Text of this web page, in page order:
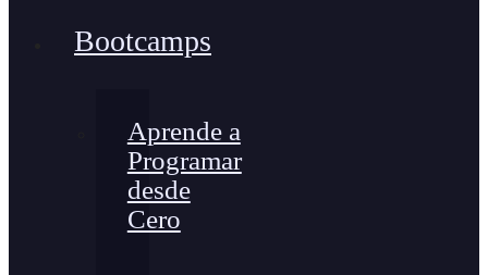
Bootcamps
Aprende a
Programar
desde
Cero